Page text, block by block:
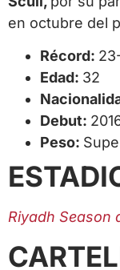
en octubre del
Récord:
Edad: 32
Debut:
Peso:
Riyadh Season